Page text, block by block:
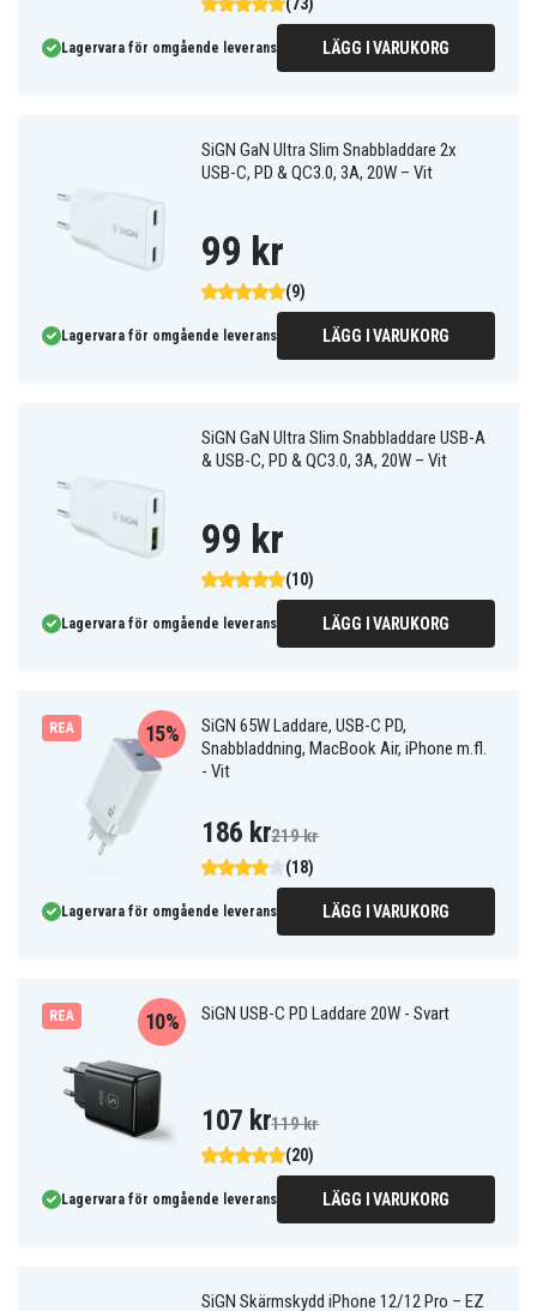
Lagervara för omgående leverans LÄGG I VARUKORG
SiGN GaN Ultra Slim Snabbladdare 2x
USB-C, PD & QC3.0, 3A, 20W – Vit
(9)
99 kr
Lagervara för omgående leverans LÄGG I VARUKORG
SiGN GaN Ultra Slim Snabbladdare USB-A
& USB-C, PD & QC3.0, 3A, 20W – Vit
(10)
99 kr
Lagervara för omgående leverans LÄGG I VARUKORG
REA
SiGN 65W Laddare, USB-C PD,
Snabbladdning, MacBook Air, iPhone m.fl.
- Vit
(18)
15%
186 kr219 kr
Lagervara för omgående leverans LÄGG I VARUKORG
REA SiGN USB-C PD Laddare 20W - Svart
(20)
10%
107 kr119 kr
Lagervara för omgående leverans LÄGG I VARUKORG
SiGN Skärmskydd iPhone 12/12 Pro – EZ